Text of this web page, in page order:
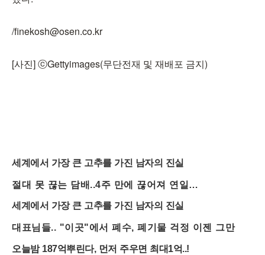
/finekosh@osen.co.kr
[사진] ⓒGettyimages(무단전재 및 재배포 금지)